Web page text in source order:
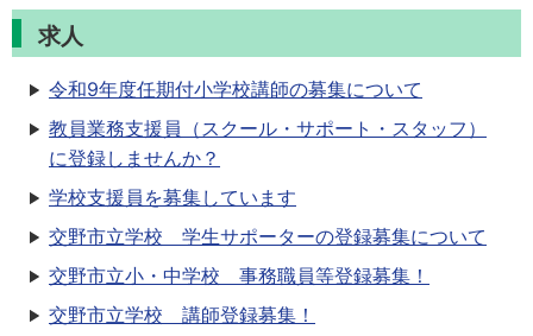
求人
令和9年度任期付小学校講師の募集について
教員業務支援員（スクール・サポート・スタッフ）
に登録しませんか？
学校支援員を募集しています
交野市立学校 学生サポーターの登録募集について
交野市立小・中学校 事務職員等登録募集！
交野市立学校 講師登録募集！